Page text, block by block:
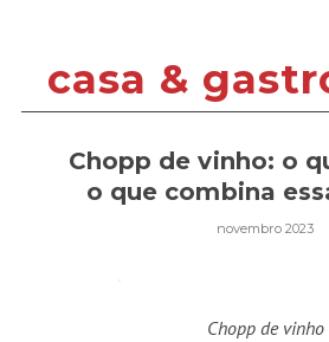
casa &
Chopp de vinho: o
o que combina
novembro 2023
Chopp de vinho